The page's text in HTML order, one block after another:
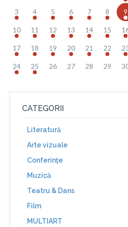
3 4 5 6 7 8 9
10 11 12 13 14 15
17 18 19 20 21 22
24 25 26 27 28 29
CATEGORII
Literatură
Arte vizuale
Conferinţe
Muzică
Teatru & Dans
Film
MULTIART